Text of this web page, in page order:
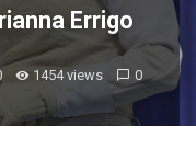
Errigo
1454 views 0